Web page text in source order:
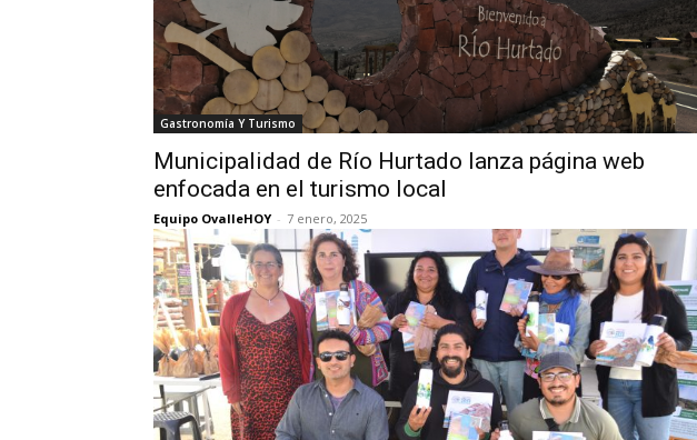
Gastronomía Y Turismo
Municipalidad de Río Hurtado lanza página web
enfocada en el turismo local
Equipo OvalleHOY - 7 enero, 2025